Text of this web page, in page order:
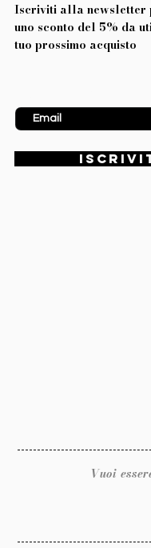
Iscriviti alla newsletter
uno sconto del 5% da
tuo prossimo acquisto
Vuoi essere un